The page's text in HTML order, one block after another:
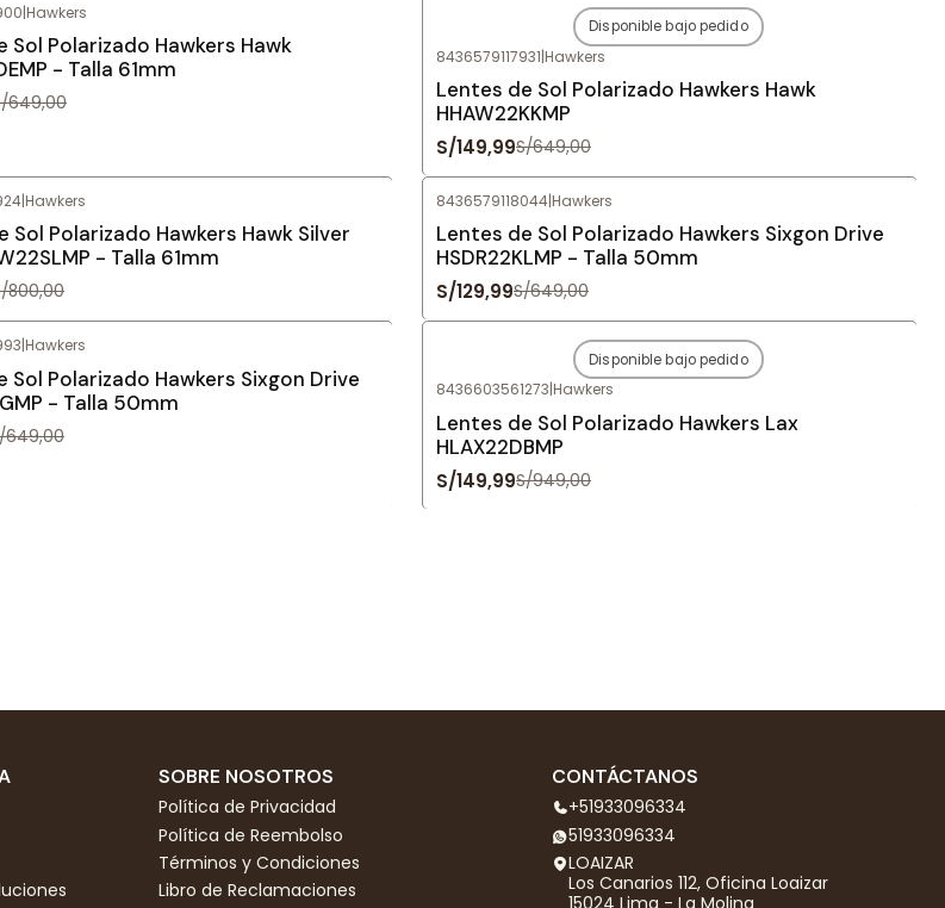
|Hawkers
Sol Polarizado Hawkers Hawk
- Talla 61mm
649,00
Agotado
Disponible bajo pedido
8436579117931|Hawkers
Lentes de Sol Polarizado Hawkers Hawk
HHAW22KKMP
S/149,99S/649,00
|Hawkers
Sol Polarizado Hawkers Hawk Silver
- Talla 61mm
800,00
8436579118044|Hawkers
Lentes de Sol Polarizado Hawkers Sixgon Drive
HSDR22KLMP - Talla 50mm
S/129,99S/649,00
|Hawkers
Sol Polarizado Hawkers Sixgon Drive
- Talla 50mm
649,00
Agotado
Disponible bajo pedido
8436603561273|Hawkers
Lentes de Sol Polarizado Hawkers Lax
HLAX22DBMP
S/149,99S/949,00
SOBRE NOSOTROS
Política de Privacidad
Política de Reembolso
Términos y Condiciones
Libro de Reclamaciones
CONTÁCTANOS
+51933096334
51933096334
LOAIZAR
Los Canarios 112, Oficina Loaizar